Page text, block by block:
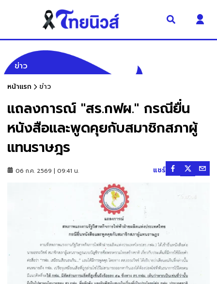
ข่าว
หน้าแรก ข่าว
แถลงการณ์ "สร.กฟผ." กรณียื่น
หนังสือและพูดคุยกับสมาชิกสภาผู้
แทนราษฎร
06 ก.ค. 2569 | 09:41 น. แชร์